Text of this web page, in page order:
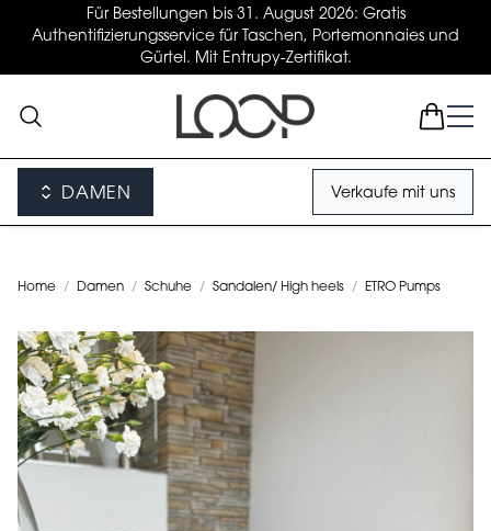
Für Bestellungen bis 31. August 2026: Gratis
Authentifizierungsservice für Taschen, Portemonnaies und
Gürtel. Mit Entrupy-Zertifikat.
DAMEN Verkaufe mit uns
Home / Damen / Schuhe / Sandalen/ High heels / ETRO Pumps